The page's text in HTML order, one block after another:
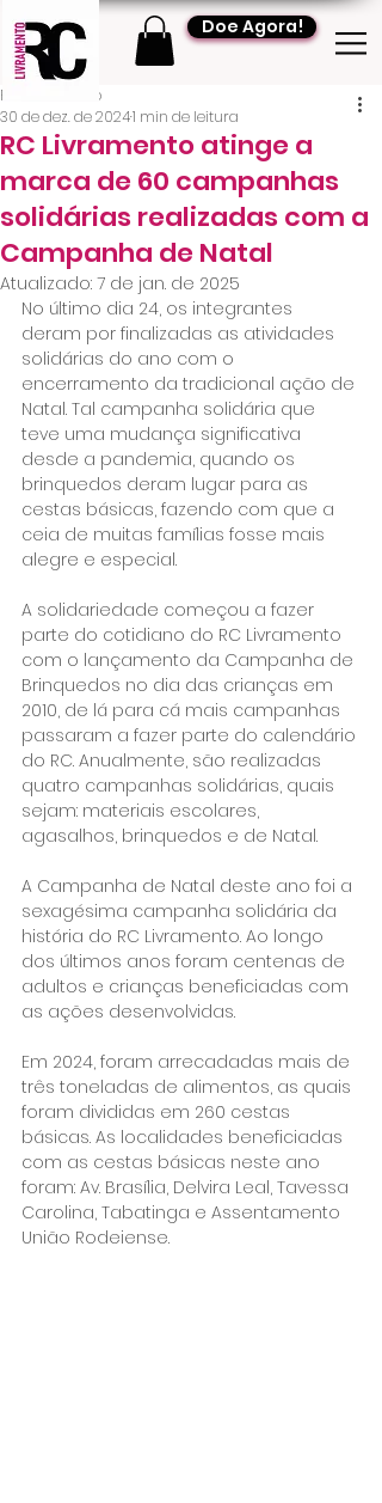
Doe Agora!
RC Livramento atinge a
marca de 60 campanhas
solidárias realizadas com a
Campanha de Natal
RC Livramento
30 de dez. de 20241 min de leitura
Atualizado: 7 de jan. de 2025
No último dia 24, os integrantes
deram por finalizadas as atividades
solidárias do ano com o
encerramento da tradicional ação de
Natal. Tal campanha solidária que
teve uma mudança significativa
desde a pandemia, quando os
brinquedos deram lugar para as
cestas básicas, fazendo com que a
ceia de muitas famílias fosse mais
alegre e especial.
A solidariedade começou a fazer
parte do cotidiano do RC Livramento
com o lançamento da Campanha de
Brinquedos no dia das crianças em
2010, de lá para cá mais campanhas
passaram a fazer parte do calendário
do RC. Anualmente, são realizadas
quatro campanhas solidárias, quais
sejam: materiais escolares,
agasalhos, brinquedos e de Natal.
A Campanha de Natal deste ano foi a
sexagésima campanha solidária da
história do RC Livramento. Ao longo
dos últimos anos foram centenas de
adultos e crianças beneficiadas com
as ações desenvolvidas.
Em 2024, foram arrecadadas mais de
três toneladas de alimentos, as quais
foram divididas em 260 cestas
básicas. As localidades beneficiadas
com as cestas básicas neste ano
foram: Av. Brasília, Delvira Leal, Tavessa
Carolina, Tabatinga e Assentamento
União Rodeiense.